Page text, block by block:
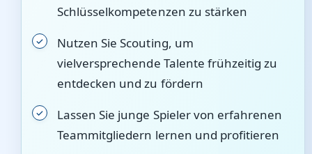
Schlüsselkompetenzen zu stärken
Nutzen Sie Scouting, um
vielversprechende Talente frühzeitig zu
entdecken und zu fördern
Lassen Sie junge Spieler von erfahrenen
Teammitgliedern lernen und profitieren